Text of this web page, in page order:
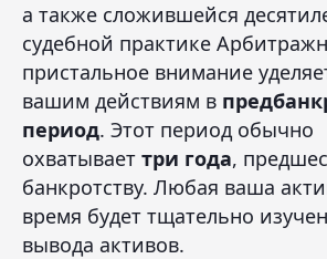
а также сложившейся
судебной практике
пристальное внимание
вашим действиям в
период. Этот период обычно
охватывает три года,
банкротству. Любая ваша
время будет тщательно
вывода активов.